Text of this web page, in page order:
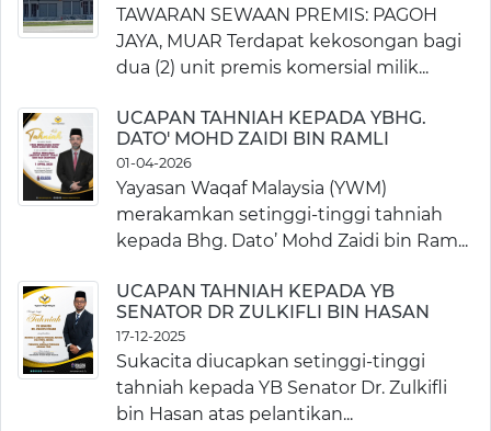
TAWARAN SEWAAN PREMIS: PAGOH
JAYA, MUAR Terdapat kekosongan bagi
dua (2) unit premis komersial milik...
UCAPAN TAHNIAH KEPADA YBHG.
DATO' MOHD ZAIDI BIN RAMLI
01-04-2026
Yayasan Waqaf Malaysia (YWM)
merakamkan setinggi-tinggi tahniah
kepada Bhg. Dato’ Mohd Zaidi bin Ram...
UCAPAN TAHNIAH KEPADA YB
SENATOR DR ZULKIFLI BIN HASAN
17-12-2025
Sukacita diucapkan setinggi-tinggi
tahniah kepada YB Senator Dr. Zulkifli
bin Hasan atas pelantikan...